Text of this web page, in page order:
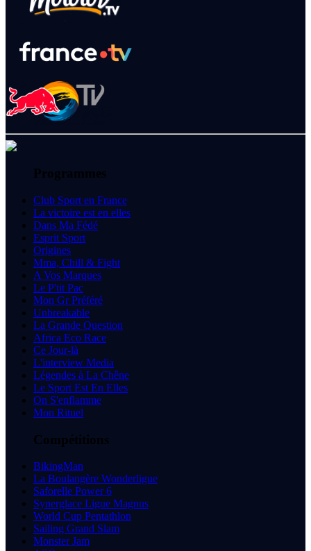
Programmes
Club Sport en France
La victoire est en elles
Dans Ma Fédé
Esprit Sport
Origines
Mma, Chill & Fight
A Vos Marques
Le P'tit Pac
Mon Gr Préféré
Unbreakable
La Grande Question
Africa Eco Race
Ce Jour-là
L'interview Media
Légendes à La Chêne
Le Sport Est En Elles
On S'enflamme
Mon Rituel
Compétitions
BikingMan
La Boulangère Wonderligue
Saforelle Power 6
Synerglace Ligue Magnus
World Cup Pentathlon
Sailing Grand Slam
Monster Jam